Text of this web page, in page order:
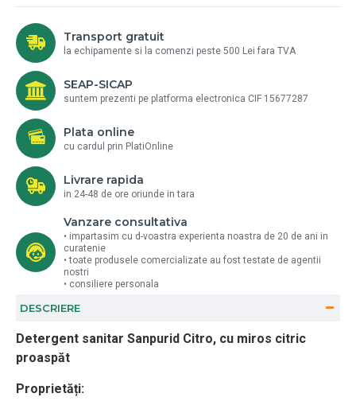
Transport gratuit
la echipamente si la comenzi peste 500 Lei fara TVA
SEAP-SICAP
suntem prezenti pe platforma electronica CIF 15677287
Plata online
cu cardul prin PlatiOnline
Livrare rapida
in 24-48 de ore oriunde in tara
Vanzare consultativa
• impartasim cu d-voastra experienta noastra de 20 de ani in
curatenie
• toate produsele comercializate au fost testate de agentii
nostri
• consiliere personala
DESCRIERE
Detergent sanitar Sanpurid Citro, cu miros citric
proaspăt
Proprietăți: